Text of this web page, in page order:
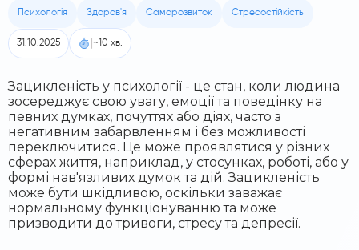
Психологія Здоров'я Саморозвиток Стресостійкість
31.10.2025 ~10 хв.
Зацикленість у психології - це стан, коли людина
зосереджує свою увагу, емоції та поведінку на
певних думках, почуттях або діях, часто з
негативним забарвленням і без можливості
переключитися. Це може проявлятися у різних
сферах життя, наприклад, у стосунках, роботі, або у
формі нав'язливих думок та дій. Зацикленість
може бути шкідливою, оскільки заважає
нормальному функціонуванню та може
призводити до тривоги, стресу та депресії.